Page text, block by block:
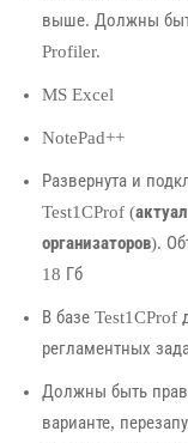
выше. Должны
Profiler.
MS Excel
NotePad++
Развернута и
Test1CProf (
организаторов).
18 Гб
В базе Test1CProf
регламентных
Должны быть
варианте,